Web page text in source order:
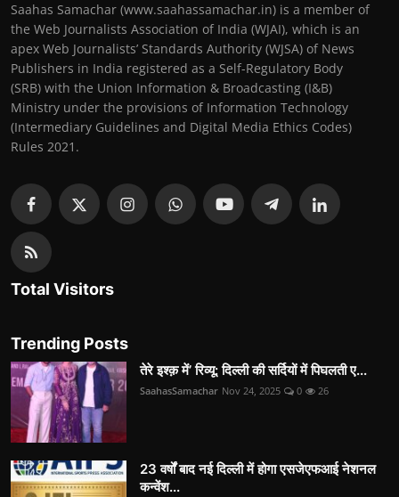
Saahas Samachar (www.saahassamachar.in) is a member of
the Web Journalists Association of India (WJAI), which is an
apex Web Journalists’ Standards Authority (WJSA) of News
Publishers in India registered as a Self-Regulatory Body
(SRB) with the Union Information & Broadcasting (I&B)
Ministry under the provisions of Information Technology
(Intermediary Guidelines and Digital Media Ethics Codes)
Rules 2021.
Total Visitors
Trending Posts
तेरे इश्क़ में’ रिव्यू: दिल्ली की सर्दियों में पिघलती ए...
SaahasSamachar Nov 24, 2025 0 26
23 वर्षों बाद नई दिल्ली में होगा एसजेएफआई नेशनल
कन्वेंश...